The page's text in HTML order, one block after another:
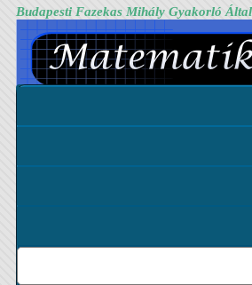
Budapesti Fazekas Mihály Gyakorló